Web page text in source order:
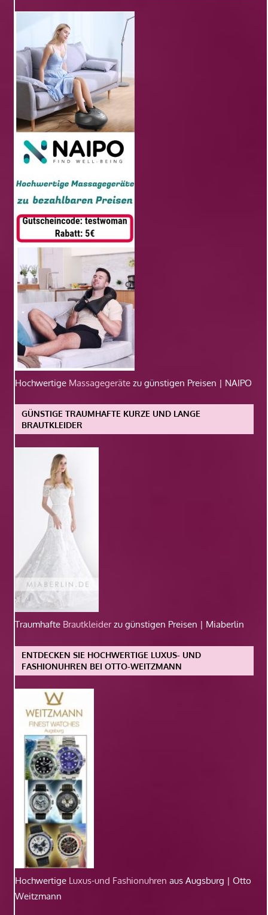
Hochwertige Massagegeräte zu günstigen Preisen | NAIPO
GÜNSTIGE TRAUMHAFTE KURZE UND LANGE
BRAUTKLEIDER
Traumhafte Brautkleiderzu günstigen Preisen | Miaberlin
ENTDECKEN SIE HOCHWERTIGE LUXUS- UND
FASHIONUHREN BEI OTTO-WEITZMANN
Hochwertige Luxus-und Fashionuhren aus Augsburg | Otto
Weitzmann